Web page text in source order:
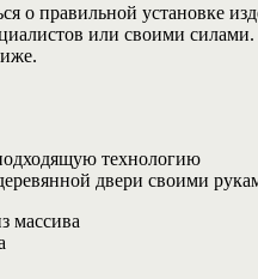
о правильной установке
или своими
технологию
двери своими
массива